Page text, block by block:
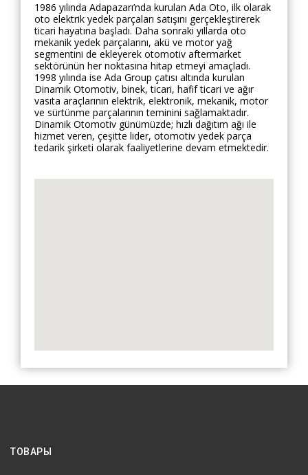
1986 yılında Adapazarı’nda kurulan Ada Oto, ilk olarak
oto elektrik yedek parçaları satışını gerçekleştirerek
ticari hayatına başladı. Daha sonraki yıllarda oto
mekanik yedek parçalarını, akü ve motor yağ
segmentini de ekleyerek otomotiv aftermarket
sektörünün her noktasına hitap etmeyi amaçladı.
1998 yılında ise Ada Group çatısı altında kurulan
Dinamik Otomotiv, binek, ticari, hafif ticari ve ağır
vasıta araçlarının elektrik, elektronik, mekanik, motor
ve sürtünme parçalarının teminini sağlamaktadır.
Dinamik Otomotiv günümüzde; hızlı dağıtım ağı ile
hizmet veren, çeşitte lider, otomotiv yedek parça
tedarik şirketi olarak faaliyetlerine devam etmektedir.
ТОВАРЫ